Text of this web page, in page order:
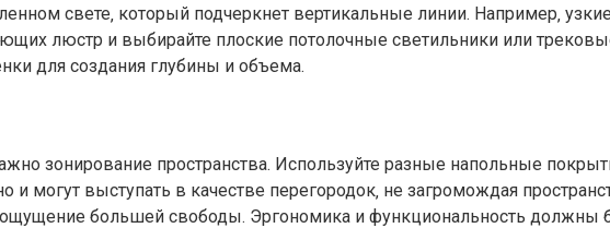
свете‚ который подчеркнет вертикальные линии. Например‚
люстр и выбирайте плоские потолочные светильники или
для создания глубины и объема.
зонирование пространства. Используйте разные напольные
и могут выступать в качестве перегородок‚ не загромождая
ощущение большей свободы. Эргономика и функциональность